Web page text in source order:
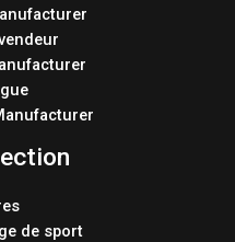
de sport